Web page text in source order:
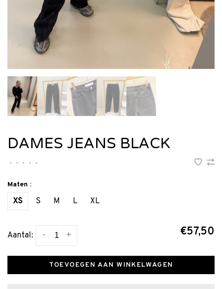
DAMES JEANS BLACK
• • • • •
Maten :
XS S M L XL
Aantal: +
- €57,50
TOEVOEGEN AAN WINKELWAGEN